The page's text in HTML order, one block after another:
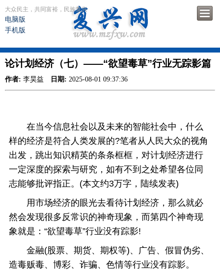
大众民主，共同富裕，民族复兴
电脑版
手机版
论计划经济（七）——“欲望毒草”行业无踪影篇
作者: 李昊益 日期: 2025-08-01 09:37:36
在当今信息社会以及未来的智能社会中，什么
样的经济是符合人类发展的?笔者从人民大众的视角
出发，跳出知识精英的条条框框，对计划经济进行
一定深度的探索与研究，如有不到之处希望各位同
志能够批评指正。(本文约3万字，陆续发表)
用市场经济的眼光去看待计划经济，那么就必
然会发现很多反常识的神奇现象，而第四个神奇现
象就是：“欲望毒草”行业没有踪影!
金融(股票、期货、期权等)、广告、假冒伪劣、
造毒贩毒、博彩、诈骗、色情等行业没有踪影。